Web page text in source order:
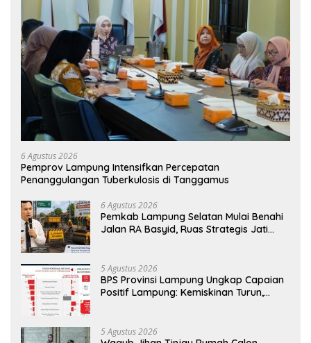
6 Agustus 2026
Pemprov Lampung Intensifkan Percepatan
Penanggulangan Tuberkulosis di Tanggamus
6 Agustus 2026
Pemkab Lampung Selatan Mulai Benahi
Jalan RA Basyid, Ruas Strategis Jati
5 Agustus 2026
BPS Provinsi Lampung Ungkap Capaian
Positif Lampung: Kemiskinan Turun,
5 Agustus 2026